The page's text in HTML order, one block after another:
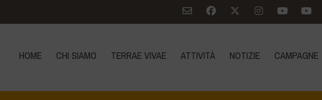
HOME CHI SIAMO TERRAE VIVAE ATTIVITÀ NOTIZIE CAMPAGNE